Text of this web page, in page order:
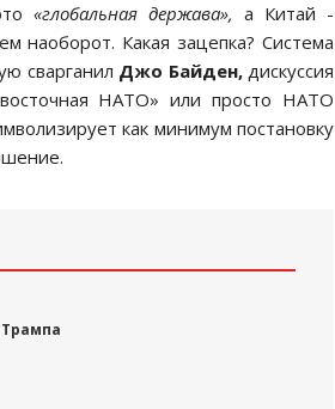
«глобальная держава», а Китай -
наоборот. Какая зацепка? Система
сварганил Джо Байден,дискуссия
НАТО» или просто НАТО
как минимум постановку